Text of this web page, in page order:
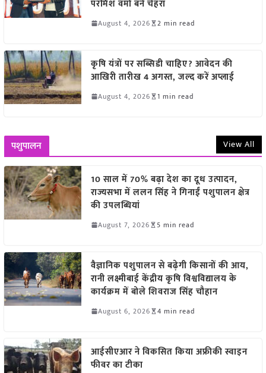
परमिश वर्मा बने चेहरा
August 4, 2026 2 min read
कृषि यंत्रों पर सब्सिडी चाहिए? आवेदन की
आखिरी तारीख 4 अगस्त, जल्द करें अप्लाई
August 4, 2026 1 min read
पशुपालन View All
10 साल में 70% बढ़ा देश का दूध उत्पादन,
राज्यसभा में ललन सिंह ने गिनाईं पशुपालन क्षेत्र
की उपलब्धियां
August 7, 2026 5 min read
वैज्ञानिक पशुपालन से बढ़ेगी किसानों की आय,
रानी लक्ष्मीबाई केंद्रीय कृषि विश्वविद्यालय के
कार्यक्रम में बोले शिवराज सिंह चौहान
August 6, 2026 4 min read
आईसीएआर ने विकसित किया अफ्रीकी स्वाइन
फीवर का टीका